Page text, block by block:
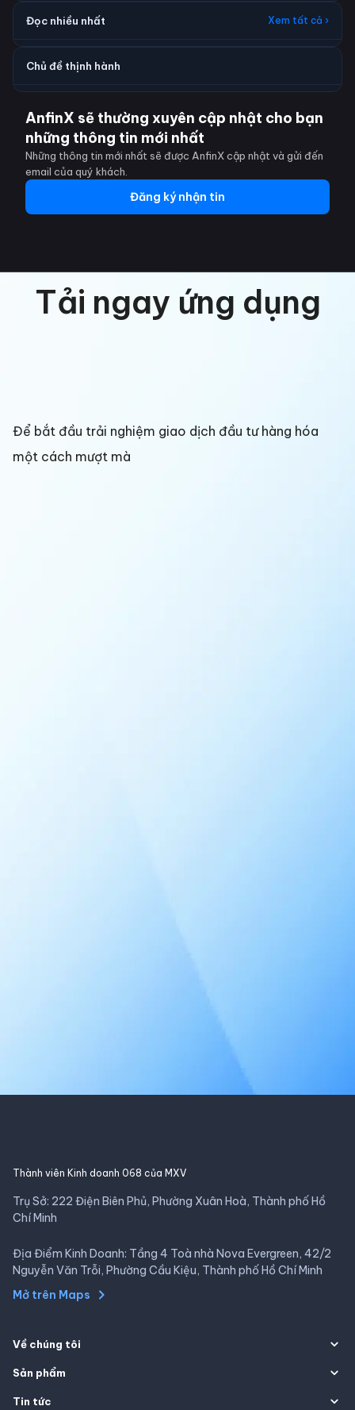
Đọc nhiều nhất Xem tất cả ›
Chủ đề thịnh hành
AnfinX sẽ thường xuyên cập nhật cho bạn
những thông tin mới nhất
Những thông tin mới nhất sẽ được AnfinX cập nhật và gửi đến
email của quý khách.
Đăng ký nhận tin
Tải ngay ứng dụng
Để bắt đầu trải nghiệm giao dịch đầu tư hàng hóa
một cách mượt mà
Thành viên Kinh doanh 068 của MXV
Trụ Sở: 222 Điện Biên Phủ, Phường Xuân Hoà, Thành phố Hồ
Chí Minh
Địa Điểm Kinh Doanh: Tầng 4 Toà nhà Nova Evergreen, 42/2
Nguyễn Văn Trỗi, Phường Cầu Kiệu, Thành phố Hồ Chí Minh
Mở trên Maps
Về chúng tôi
Sản phẩm
Tin tức